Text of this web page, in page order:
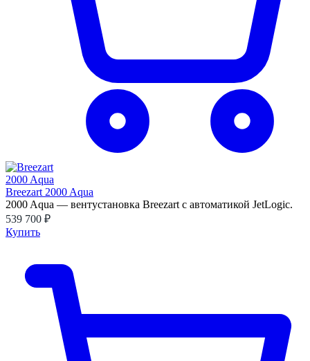
Breezart 2000 Aqua
2000 Aqua — вентустановка Breezart с автоматикой JetLogic.
539 700 ₽
Купить